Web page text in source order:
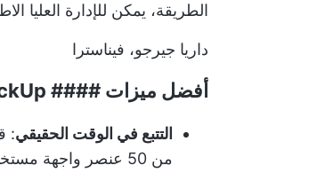
الطريقة، يمكن للإدارة العليا
داريا جيرجو، فيناسترا
أفضل ميزات ####
التتبع في الوقت الحقيقي:
من 50 عنصر واجهة